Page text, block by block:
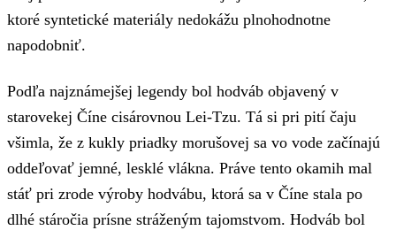
ktoré syntetické materiály nedokážu plnohodnotne
napodobniť.
Podľa najznámejšej legendy bol hodváb objavený v
starovekej Číne cisárovnou Lei-Tzu. Tá si pri pití čaju
všimla, že z kukly priadky morušovej sa vo vode začínajú
oddeľovať jemné, lesklé vlákna. Práve tento okamih mal
stáť pri zrode výroby hodvábu, ktorá sa v Číne stala po
dlhé stáročia prísne stráženým tajomstvom. Hodváb bol